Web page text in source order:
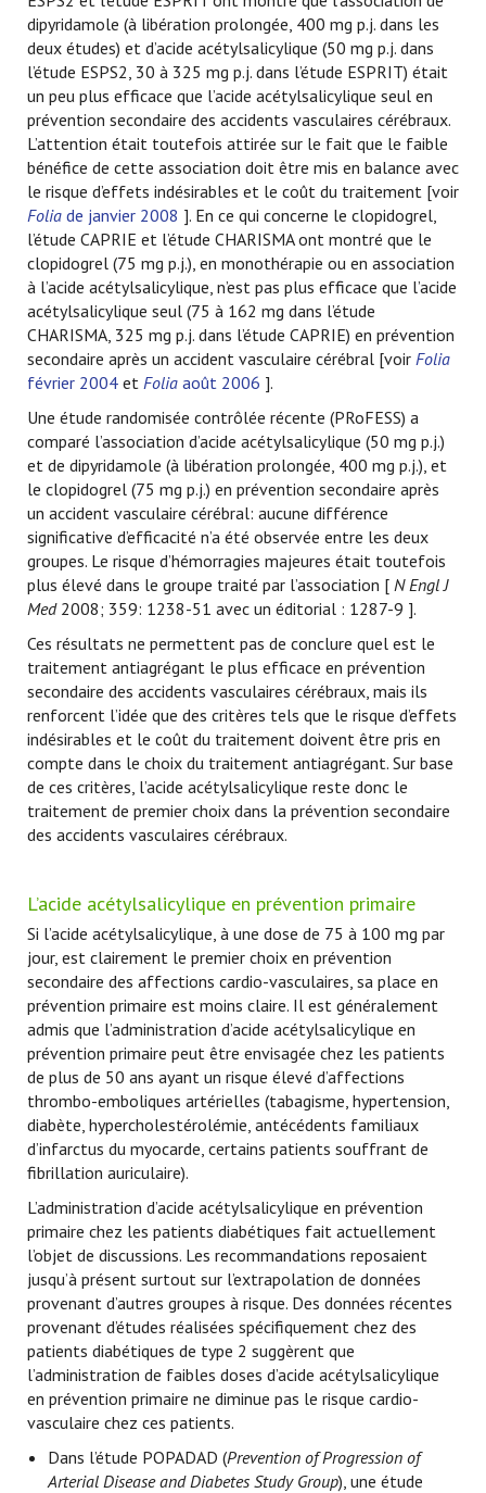
dipyridamole (à libération prolongée, 400 mg p.j. dans les
deux études) et d’acide acétylsalicylique (50 mg p.j. dans
l’étude ESPS2, 30 à 325 mg p.j. dans l’étude ESPRIT) était
un peu plus efficace que l’acide acétylsalicylique seul en
prévention secondaire des accidents vasculaires cérébraux.
L’attention était toutefois attirée sur le fait que le faible
bénéfice de cette association doit être mis en balance avec
le risque d’effets indésirables et le coût du traitement [voir
Folia de janvier 2008 ]. En ce qui concerne le clopidogrel,
l’étude CAPRIE et l’étude CHARISMA ont montré que le
clopidogrel (75 mg p.j.), en monothérapie ou en association
à l’acide acétylsalicylique, n’est pas plus efficace que l’acide
acétylsalicylique seul (75 à 162 mg dans l’étude
CHARISMA, 325 mg p.j. dans l’étude CAPRIE) en prévention
secondaire après un accident vasculaire cérébral [voir Folia
février 2004 et Folia août 2006 ].
Une étude randomisée contrôlée récente (PRoFESS) a
comparé l’association d’acide acétylsalicylique (50 mg p.j.)
et de dipyridamole (à libération prolongée, 400 mg p.j.), et
le clopidogrel (75 mg p.j.) en prévention secondaire après
un accident vasculaire cérébral: aucune différence
significative d’efficacité n’a été observée entre les deux
groupes. Le risque d’hémorragies majeures était toutefois
plus élevé dans le groupe traité par l’association [ N Engl J
Med2008; 359: 1238-51 avec un éditorial : 1287-9 ].
Ces résultats ne permettent pas de conclure quel est le
traitement antiagrégant le plus efficace en prévention
secondaire des accidents vasculaires cérébraux, mais ils
renforcent l’idée que des critères tels que le risque d’effets
indésirables et le coût du traitement doivent être pris en
compte dans le choix du traitement antiagrégant. Sur base
de ces critères, l’acide acétylsalicylique reste donc le
traitement de premier choix dans la prévention secondaire
des accidents vasculaires cérébraux.
L’acide acétylsalicylique en prévention primaire
Si l’acide acétylsalicylique, à une dose de 75 à 100 mg par
jour, est clairement le premier choix en prévention
secondaire des affections cardio-vasculaires, sa place en
prévention primaire est moins claire. Il est généralement
admis que l’administration d’acide acétylsalicylique en
prévention primaire peut être envisagée chez les patients
de plus de 50 ans ayant un risque élevé d’affections
thrombo-emboliques artérielles (tabagisme, hypertension,
diabète, hypercholestérolémie, antécédents familiaux
d’infarctus du myocarde, certains patients souffrant de
fibrillation auriculaire).
L’administration d’acide acétylsalicylique en prévention
primaire chez les patients diabétiques fait actuellement
l’objet de discussions. Les recommandations reposaient
jusqu’à présent surtout sur l’extrapolation de données
provenant d’autres groupes à risque. Des données récentes
provenant d’études réalisées spécifiquement chez des
patients diabétiques de type 2 suggèrent que
l’administration de faibles doses d’acide acétylsalicylique
en prévention primaire ne diminue pas le risque cardio-
vasculaire chez ces patients.
Dans l’étude POPADAD (Prevention of Progression of
Arterial Disease and Diabetes Study Group), une étude